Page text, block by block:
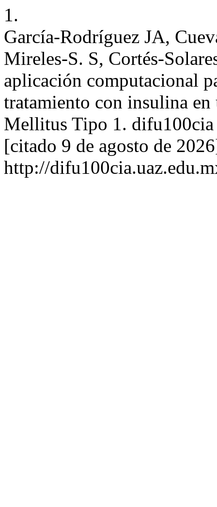
1.
García-Rodríguez JA,
Mireles-S. S, Cortés-
aplicación computacional
tratamiento con insulina en
Mellitus Tipo 1. difu100cia
[citado 9 de agosto de
http://